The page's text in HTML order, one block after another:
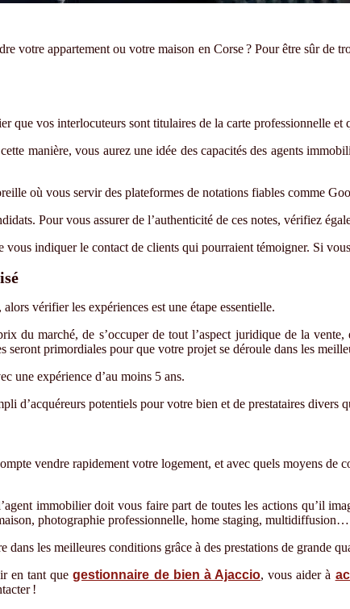
votre appartement ou votre maison en Corse ? Pourêtre sûr de
que vos interlocuteurs sont titulaires de la carte professionnelle et
manière, vous aurez une idée des capacités des agents
où vous servir des plateformes de notations fiables comme
Pour vous assurer de l’authenticité de ces notes, vérifiez
vous indiquer le contact de clients qui pourraient témoigner. Si
alors vérifier les expériences est une étape essentielle.
du marché, de s’occuper de tout l’aspect juridique de la
seront primordiales pour que votre projet se déroule dans les
une expérience d’au moins 5 ans.
d’acquéreurs potentiels pour votre bien et de prestataires divers
vendre rapidement votre logement, et avec quels moyens de
’agent immobilier doit vous faire part de toutes les actions qu’il
photographie professionnelle, home staging, multidiffusion…
les meilleures conditions grâce à des prestations de grande
en tant quegestionnaire de bien à Ajaccio, vous aider à
!